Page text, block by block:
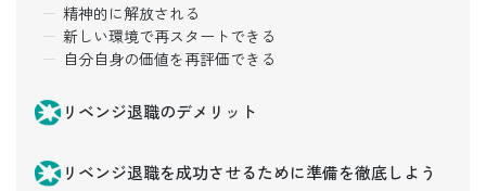
精神的に解放される
新しい環境で再スタートできる
自分自身の価値を再評価できる
リベンジ退職のデメリット
リベンジ退職を成功させるために準備を徹底しよう